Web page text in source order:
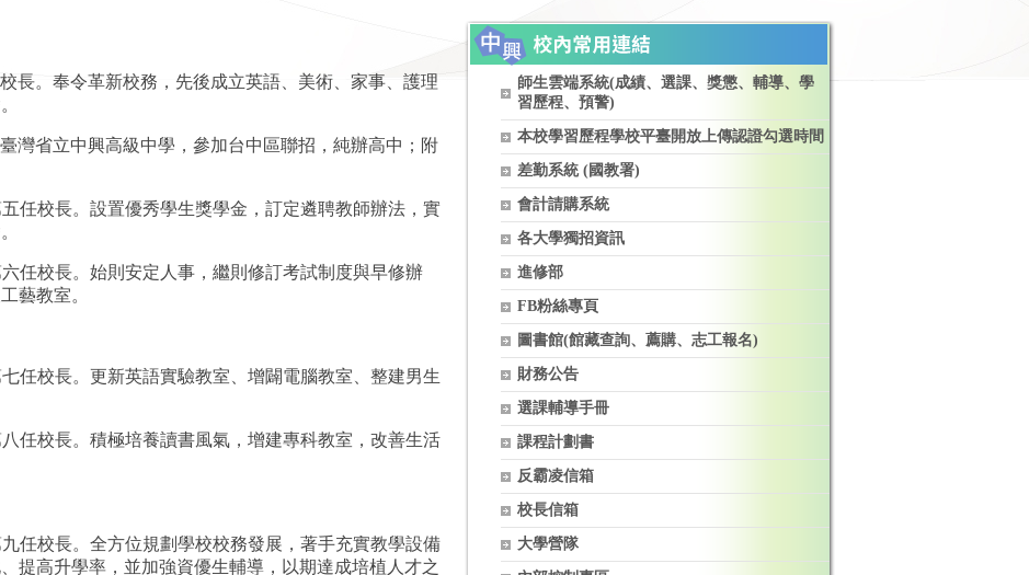
長。奉令革新校務，先後成立英語、美術、家事、護理
灣省立中興高級中學，參加台中區聯招，純辦高中；附
任校長。設置優秀學生獎學金，訂定遴聘教師辦法，實
任校長。始則安定人事，繼則修訂考試制度與早修辦
藝教室。
任校長。更新英語實驗教室、增闢電腦教室、整建男生
任校長。積極培養讀書風氣，增建專科教室，改善生活
任校長。全方位規劃學校校務發展，著手充實教學設備
提高升學率，並加強資優生輔導，以期達成培植人才之
師生雲端系統(成績、選課、獎懲、輔導、學
習歷程、預警)
本校學習歷程學校平臺開放上傳認證勾選時間
差勤系統 (國教署)
會計請購系統
各大學獨招資訊
進修部
FB粉絲專頁
圖書館(館藏查詢、薦購、志工報名)
財務公告
選課輔導手冊
課程計劃書
反霸凌信箱
校長信箱
大學營隊